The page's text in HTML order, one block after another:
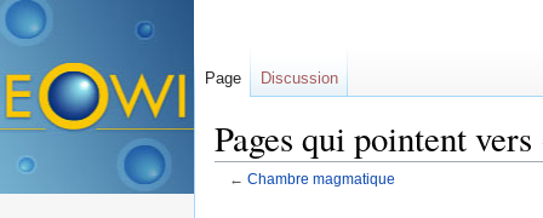
Pages qui pointent
← Chambre magmatique
Page Discussion